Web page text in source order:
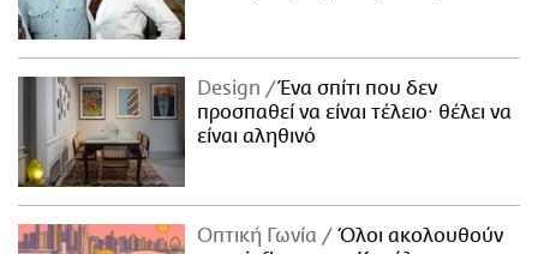
Design
Ένα σπίτι που δεν
προσπαθεί να είναι τέλειο· θέλει να
είναι αληθινό
Οπτική Γωνία
Όλοι ακολουθούν